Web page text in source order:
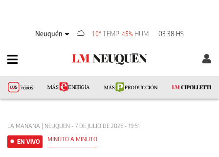
Neuquén 10°TEMP 45% HUM 03:38 HS
LA MAÑANA | NEUQUEN - 7 DE JULIO DE 2026 - 19:51
EN VIVO MINUTO A MINUTO